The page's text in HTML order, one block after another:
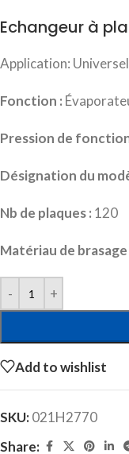
Echangeur à
Application: Universel
Fonction :
Pression de
Désignation du
Nb de plaques : 120
Matériau de brasage
Add to wishlist
SKU:021H2770
Share: